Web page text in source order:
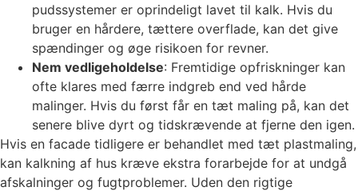
pudssystemer er oprindeligt lavet til kalk. Hvis du
bruger en hårdere, tættere overflade, kan det give
spændinger og øge risikoen for revner.
Nem vedligeholdelse: Fremtidige opfriskninger kan
ofte klares med færre indgreb end ved hårde
malinger. Hvis du først får en tæt maling på, kan det
senere blive dyrt og tidskrævende at fjerne den igen.
Hvis en facade tidligere er behandlet med tæt plastmaling,
kan kalkning af hus kræve ekstra forarbejde for at undgå
afskalninger og fugtproblemer. Uden den rigtige